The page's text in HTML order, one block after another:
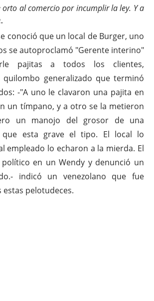
al comercio por incumplir la ley. Y a
conoció que un local de Burger, uno
se autoproclamó "Gerente interino"
pajitas a todos los clientes,
generalizado que terminó
-"A uno le clavaron una pajita en
un tímpano, y a otro se la metieron
un manojo del grosor de una
que esta grave el tipo. El local lo
empleado lo echaron a la mierda. El
en un Wendy y denunció un
indicó un venezolano que fue
pelotudeces.